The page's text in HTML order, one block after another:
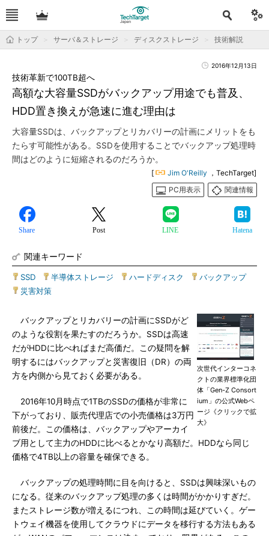
トップ サーバ＆ストレージ ディスクストレージ 技術解説
2016年12月13日
高額な大容量SSDがバックアップ用途でも普及、
HDD置き換えが急速に進む理由は
技術革新で100TB超へ
大容量SSDは、バックアップとリカバリーの計画にメリットをも
たらす可能性がある。SSDを使用することでバックアップ処理時
間はどのように短縮されるのだろうか。
[ Jim O'Reilly ，TechTarget]
PC用表示
関連情報
Share Post LINE Hatena
関連キーワード
SSD 半導体ストレージ ハードディスク バックアップ|
災害対策
次世代インターコネ
クトの業界標準化団
体「Gen-Z Consort
ium」の公式Webペ
ージ《クリックで拡
大》
バックアップとリカバリーの計画にSSDがど
のような役割を果たすのだろうか。SSDは高速
だがHDDに比べればまだ高価だ。この疑問を解
明するにはバックアップと災害復旧（DR）の両
方を内側から見ておく必要がある。
2016年10月時点で1TBのSSDの価格が非常に
下がっており、販売代理店での小売価格は3万円
前後だ。この価格は、バックアップやアーカイ
ブ用として主力のHDDに比べるとかなり高額だ。HDDなら同じ
価格で4TB以上の容量を確保できる。
バックアップの処理時間に目を向けると、SSDは興味深いもの
になる。従来のバックアップ処理の多くは時間がかかりすぎだ。
またストレージ数が増えるにつれ、この時間は延びていく。ゲー
トウェイ機器を使用してクラウドにデータを移行する方法もある